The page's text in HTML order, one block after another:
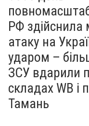
РФ здійснила
атаку на
ударом –
ЗСУ вдарили
складах WB і
Тамань